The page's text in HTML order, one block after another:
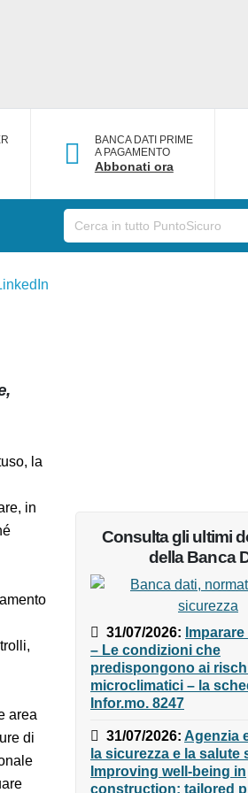
BANCA DATI PRIME
A PAGAMENTO
Abbonati ora
in
Consulta gli ultimi
della Banca
31/07/2026:
errori – Le condizioni
predispongono ai
microclimatici – la
Infor.mo. 8247
31/07/2026:
per la sicurezza e la
lavoro - Improving